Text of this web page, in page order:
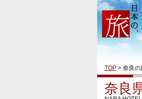
TOP > 奈良の
奈良